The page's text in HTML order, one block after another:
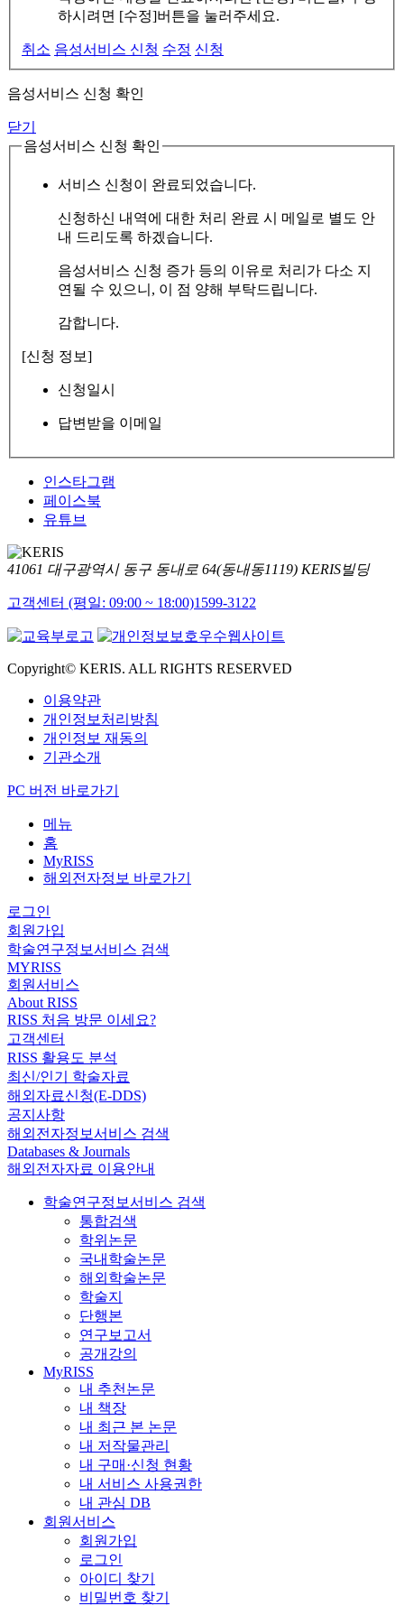
하시려면 [수정]버튼을 눌러주세요.
취소 음성서비스 신청 수정 신청
음성서비스 신청 확인
닫기
음성서비스 신청 확인
서비스 신청이 완료되었습니다.
신청하신 내역에 대한 처리 완료 시 메일로 별도 안
내 드리도록 하겠습니다.
음성서비스 신청 증가 등의 이유로 처리가 다소 지
연될 수 있으니, 이 점 양해 부탁드립니다.
감합니다.
[신청 정보]
신청일시
답변받을 이메일
인스타그램
페이스북
유튜브
41061 대구광역시 동구 동내로 64(동내동1119) KERIS빌딩
고객센터 (평일: 09:00 ~ 18:00)1599-3122
Copyright© KERIS. ALL RIGHTS RESERVED
이용약관
개인정보처리방침
개인정보 재동의
기관소개
PC 버전 바로가기
메뉴
홈
MyRISS
해외전자정보 바로가기
로그인
회원가입
학술연구정보서비스 검색
MYRISS
회원서비스
About RISS
RISS 처음 방문 이세요?
고객센터
RISS 활용도 분석
최신/인기 학술자료
해외자료신청(E-DDS)
공지사항
해외전자정보서비스 검색
Databases & Journals
해외전자자료 이용안내
학술연구정보서비스 검색
통합검색
학위논문
국내학술논문
해외학술논문
학술지
단행본
연구보고서
공개강의
MyRISS
내 추천논문
내 책장
내 최근 본 논문
내 저작물관리
내 구매·신청 현황
내 서비스 사용권한
내 관심 DB
회원서비스
회원가입
로그인
아이디 찾기
비밀번호 찾기